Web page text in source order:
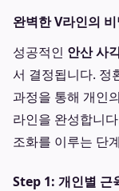
완벽한 V라인의
성공적인 안산 사
서 결정됩니다. 정
과정을 통해 개인
라인을 완성합니
조화를 이루는 단
Step 1: 개인별 근